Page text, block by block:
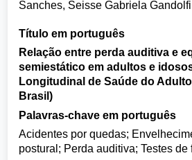
Sanches, Seisse Gabriela Gandolfi
Título em português
Relação entre perda auditiva e
semiestático em adultos e
Longitudinal de Saúde do
Brasil)
Palavras-chave em português
Acidentes por quedas;
postural; Perda auditiva; Testes